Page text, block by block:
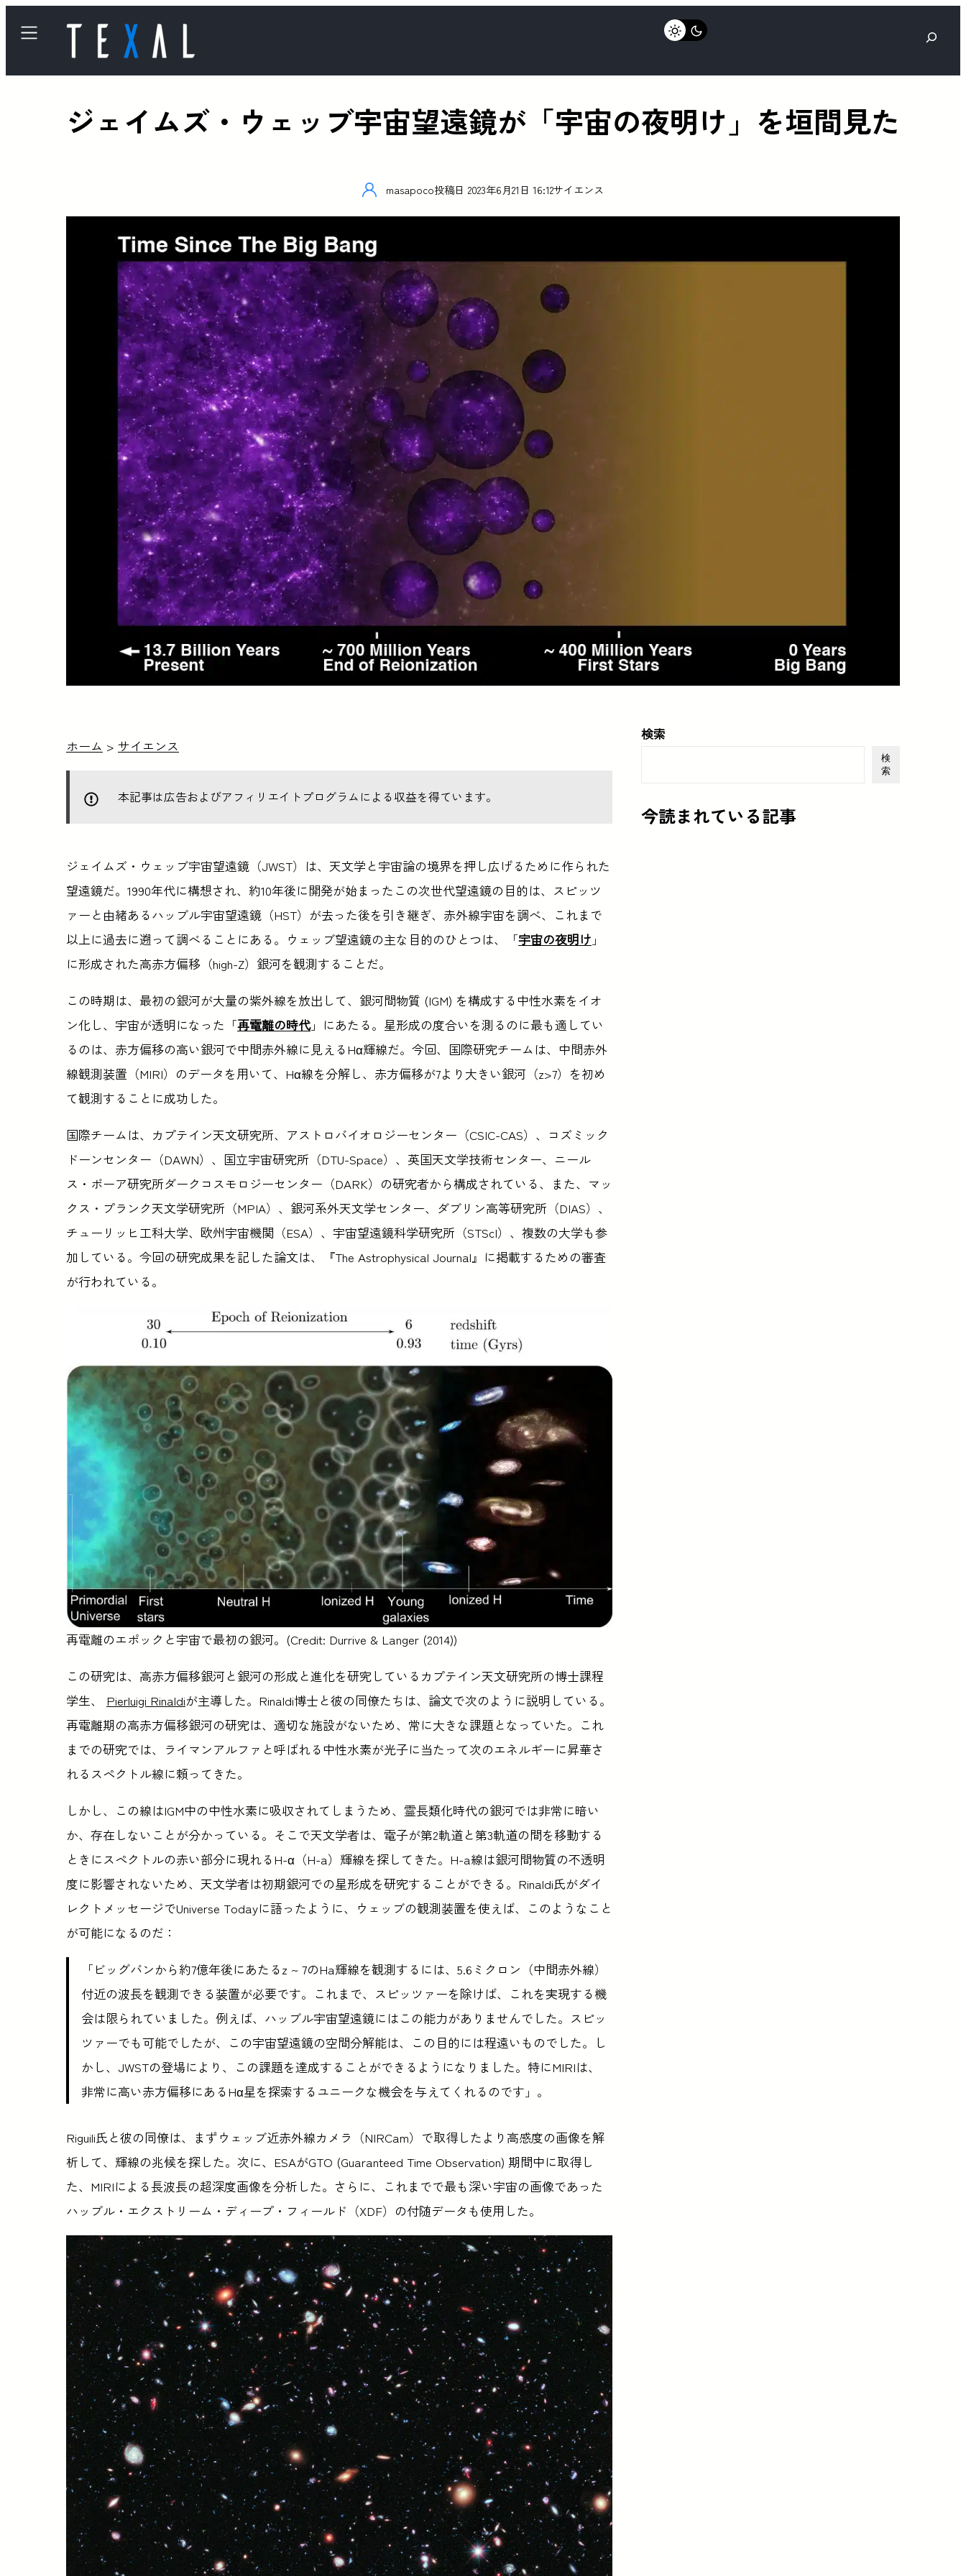
検
ジェイムズ・ウェッブ宇宙望遠鏡が「宇宙の夜明け」を垣間見た
masapoco投稿日 2023年6月21日 16:12サイエンス
ホーム > サイエンス
本記事は広告およびアフィリエイトプログラムによる収益を得ています。
ジェイムズ・ウェッブ宇宙望遠鏡（JWST）は、天文学と宇宙論の境界を押し広げるために作られた
望遠鏡だ。1990年代に構想され、約10年後に開発が始まったこの次世代望遠鏡の目的は、スピッツ
ァーと由緒あるハッブル宇宙望遠鏡（HST）が去った後を引き継ぎ、赤外線宇宙を調べ、これまで
以上に過去に遡って調べることにある。ウェッブ望遠鏡の主な目的のひとつは、「宇宙の夜明け 」
に形成された高赤方偏移（high-Z）銀河を観測することだ。
この時期は、最初の銀河が大量の紫外線を放出して、銀河間物質 (IGM) を構成する中性水素をイオ
ン化し、宇宙が透明になった「再電離の時代」にあたる。星形成の度合いを測るのに最も適してい
るのは、赤方偏移の高い銀河で中間赤外線に見えるHα輝線だ。今回、国際研究チームは、中間赤外
線観測装置（MIRI）のデータを用いて、Hα線を分解し、赤方偏移が7より大きい銀河（z>7）を初め
て観測することに成功した。
国際チームは、カプテイン天文研究所、アストロバイオロジーセンター（CSIC-CAS）、コズミック
ドーンセンター（DAWN）、国立宇宙研究所（DTU-Space）、英国天文学技術センター、ニール
ス・ボーア研究所ダークコスモロジーセンター（DARK）の研究者から構成されている、また、マッ
クス・プランク天文学研究所（MPIA）、銀河系外天文学センター、ダブリン高等研究所（DIAS）、
チューリッヒ工科大学、欧州宇宙機関（ESA）、宇宙望遠鏡科学研究所（STScI）、複数の大学も参
加している。今回の研究成果を記した論文は、『The Astrophysical Journal』に掲載するための審査
が行われている。
再電離のエポックと宇宙で最初の銀河。(Credit: Durrive & Langer (2014))
この研究は、高赤方偏移銀河と銀河の形成と進化を研究しているカプテイン天文研究所の博士課程
学生、 Pierluigi Rinaldiが主導した。Rinaldi博士と彼の同僚たちは、論文で次のように説明している。
再電離期の高赤方偏移銀河の研究は、適切な施設がないため、常に大きな課題となっていた。これ
までの研究では、ライマンアルファと呼ばれる中性水素が光子に当たって次のエネルギーに昇華さ
れるスペクトル線に頼ってきた。
しかし、この線はIGM中の中性水素に吸収されてしまうため、霊長類化時代の銀河では非常に暗い
か、存在しないことが分かっている。そこで天文学者は、電子が第2軌道と第3軌道の間を移動する
ときにスペクトルの赤い部分に現れるH-α（H-a）輝線を探してきた。H-a線は銀河間物質の不透明
度に影響されないため、天文学者は初期銀河での星形成を研究することができる。Rinaldi氏がダイ
レクトメッセージでUniverse Todayに語ったように、ウェッブの観測装置を使えば、このようなこと
が可能になるのだ：
「ビッグバンから約7億年後にあたるz ~ 7のHa輝線を観測するには、5.6ミクロン（中間赤外線）
付近の波長を観測できる装置が必要です。これまで、スピッツァーを除けば、これを実現する機
会は限られていました。例えば、ハッブル宇宙望遠鏡にはこの能力がありませんでした。スピッ
ツァーでも可能でしたが、この宇宙望遠鏡の空間分解能は、この目的には程遠いものでした。し
かし、JWSTの登場により、この課題を達成することができるようになりました。特にMIRIは、
非常に高い赤方偏移にあるHα星を探索するユニークな機会を与えてくれるのです」。
Riguili氏と彼の同僚は、まずウェッブ近赤外線カメラ（NIRCam）で取得したより高感度の画像を解
析して、輝線の兆候を探した。次に、ESAがGTO (Guaranteed Time Observation) 期間中に取得し
た、MIRIによる長波長の超深度画像を分析した。さらに、これまでで最も深い宇宙の画像であった
ハッブル・エクストリーム・ディープ・フィールド（XDF）の付随データも使用した。
検索
検
索
今読まれている記事